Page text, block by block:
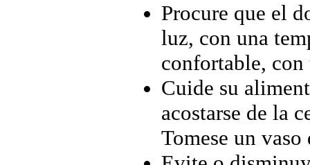
Procure que el
luz, con una
confortable, con
Cuide su
acostarse de la
Tomese un